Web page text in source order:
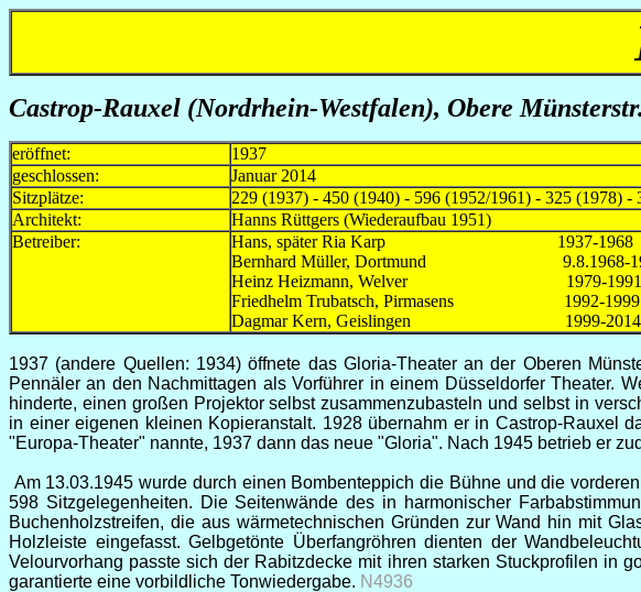
Castrop-Rauxel (Nordrhein-Westfalen), Obere
eröffnet:
1937
geschlossen:
Januar 2014
Sitzplätze:
229 (1937) - 450 (1940) - 596 (1952/1961) - 325 (1978) -
Architekt:
Hanns Rüttgers (Wiederaufbau 1951)
Betreiber:
Hans, später Ria Karp 1937-1968
Bernhard Müller, Dortmund
Heinz Heizmann, Welver 1979-1991
Friedhelm Trubatsch, Pirmasens
Dagmar Kern, Geislingen 1999-
1937 (andere Quellen: 1934) öffnete das Gloria-Theater an der Oberen
Pennäler an den Nachmittagen als Vorführer in einem Düsseldorfer Theater.
hinderte, einen großen Projektor selbst zusammenzubasteln und selbst in
in einer eigenen kleinen Kopieranstalt. 1928 übernahm er in Castrop-Rauxel
"Europa-Theater" nannte, 1937 dann das neue "Gloria". Nach 1945 betrieb er
Am 13.03.1945 wurde durch einen Bombenteppich die Bühne und die
598 Sitzgelegenheiten. Die Seitenwände des in harmonischer
Buchenholzstreifen, die aus wärmetechnischen Gründen zur Wand hin mit
Holzleiste eingefasst. Gelbgetönte Überfangröhren dienten der
Velourvorhang passte sich der Rabitzdecke mit ihren starken Stuckprofilen in
garantierte eine vorbildliche Tonwiedergabe. N4936